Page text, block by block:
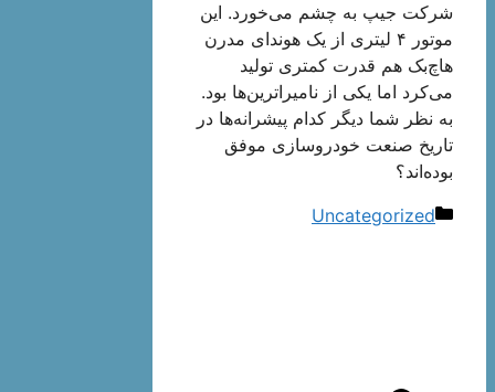
شرکت جیپ به چشم می‌خورد. این
موتور ۴ لیتری از یک هوندای مدرن
هاچ‌بک هم قدرت کمتری تولید
می‌کرد اما یکی از نامیراترین‌ها بود.
به نظر شما دیگر کدام پیشرانه‌ها در
تاریخ صنعت خودروسازی موفق
بوده‌اند؟
دسته‌ها
Uncategorized